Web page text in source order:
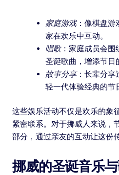
家庭游戏：像棋盘游
家在欢乐中互动。
唱歌：家庭成员会围
圣诞歌曲，增添节日
故事分享：长辈分享
轻一代体验经典的节
这些娱乐活动不仅是欢乐的象
紧密联系。对于挪威人来说，
部分，通过亲友的互动让这份
挪威的圣诞音乐